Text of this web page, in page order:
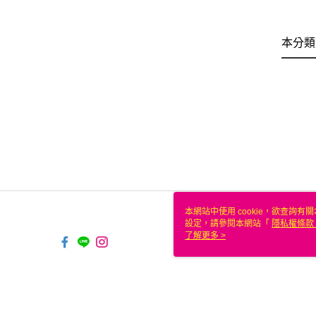
本分
本網站中使用 cookie，欲查詢有
設定，請參閱本網站「 隱私權條款
使用 cookie。
了解更多 >